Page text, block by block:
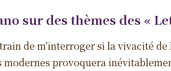
sur des thèmes des «
de m’interroger si la vivacité
provoquera